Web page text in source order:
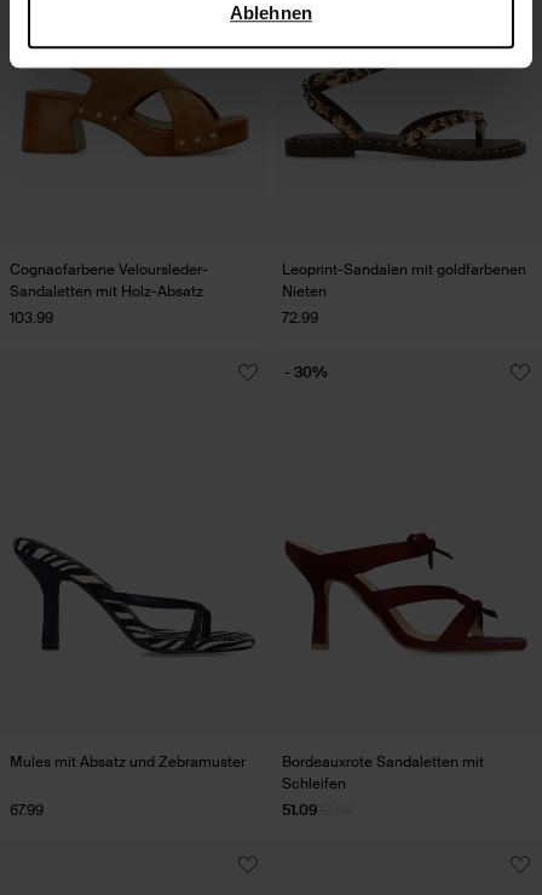
Ablehnen
Cognacfarbene Veloursleder-
Sandaletten mit Holz-Absatz
103.99
Leoprint-Sandalen mit goldfarbenen
Nieten
72.99
Mules mit Absatz und Zebramuster
67.99
Bordeauxrote Sandaletten mit
Schleifen
51.09
- 30%